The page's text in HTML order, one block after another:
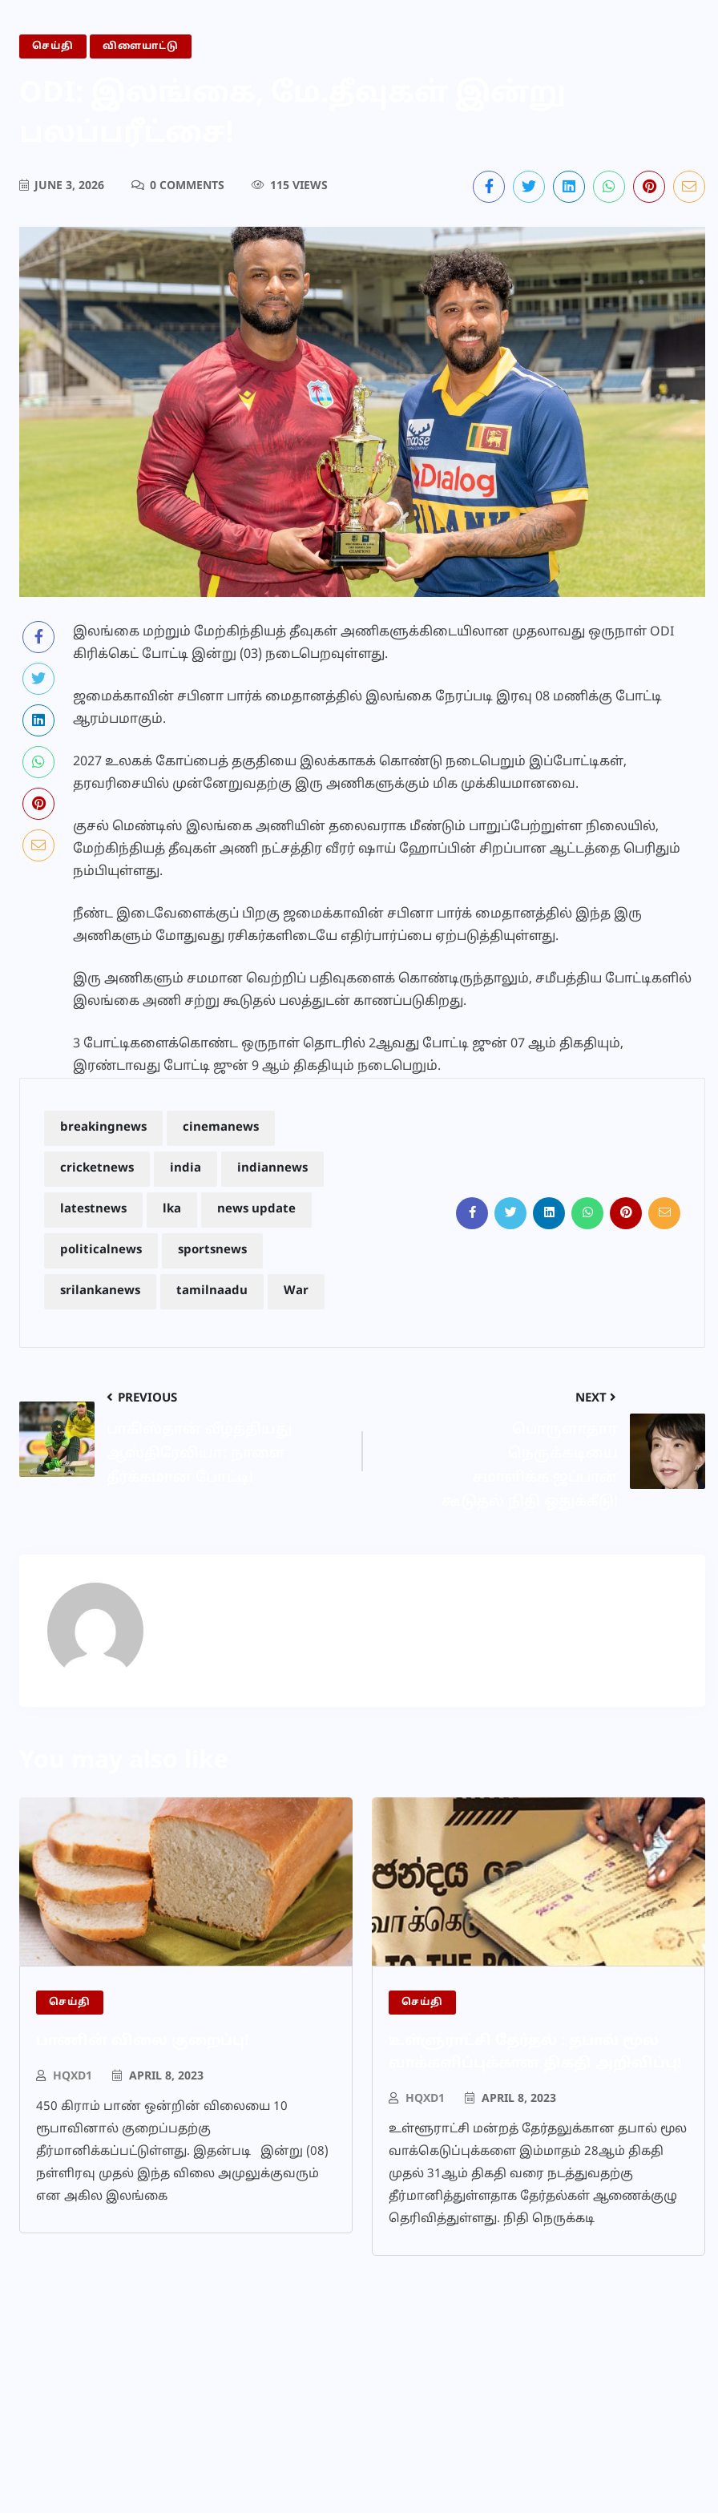
செய்தி விளையாட்டு
JUNE 3, 2026 0 COMMENTS 115 VIEWS
இலங்கை மற்றும் மேற்கிந்தியத் தீவுகள் அணிகளுக்கிடையிலான முதலாவது ஒருநாள் ODI
கிரிக்கெட் போட்டி இன்று (03) நடைபெறவுள்ளது.
ஜமைக்காவின் சபினா பார்க் மைதானத்தில் இலங்கை நேரப்படி இரவு 08 மணிக்கு போட்டி
ஆரம்பமாகும்.
2027 உலகக் கோப்பைத் தகுதியை இலக்காகக் கொண்டு நடைபெறும் இப்போட்டிகள்,
தரவரிசையில் முன்னேறுவதற்கு இரு அணிகளுக்கும் மிக முக்கியமானவை.
குசல் மெண்டிஸ் இலங்கை அணியின் தலைவராக மீண்டும் பாறுப்பேற்றுள்ள நிலையில்,
மேற்கிந்தியத் தீவுகள் அணி நட்சத்திர வீரர் ஷாய் ஹோப்பின் சிறப்பான ஆட்டத்தை பெரிதும்
நம்பியுள்ளது.
நீண்ட இடைவேளைக்குப் பிறகு ஜமைக்காவின் சபினா பார்க் மைதானத்தில் இந்த இரு
அணிகளும் மோதுவது ரசிகர்களிடையே எதிர்பார்ப்பை ஏற்படுத்தியுள்ளது.
இரு அணிகளும் சமமான வெற்றிப் பதிவுகளைக் கொண்டிருந்தாலும், சமீபத்திய போட்டிகளில்
இலங்கை அணி சற்று கூடுதல் பலத்துடன் காணப்படுகிறது.
3 போட்டிகளைக்கொண்ட ஒருநாள் தொடரில் 2ஆவது போட்டி ஜுன் 07 ஆம் திகதியும்,
இரண்டாவது போட்டி ஜுன் 9 ஆம் திகதியும் நடைபெறும்.
breakingnews cinemanews
cricketnews india indiannews
latestnews lka news update
politicalnews sportsnews
srilankanews tamilnaadu War
PREVIOUS NEXT
செய்தி
HQXD1 APRIL 8, 2023
450 கிராம் பாண் ஒன்றின் விலையை 10
ரூபாவினால் குறைப்பதற்கு
தீர்மானிக்கப்பட்டுள்ளது. இதன்படி இன்று (08)
நள்ளிரவு முதல் இந்த விலை அமுலுக்குவரும்
என அகில இலங்கை
செய்தி
HQXD1 APRIL 8, 2023
உள்ளூராட்சி மன்றத் தேர்தலுக்கான தபால் மூல
வாக்கெடுப்புக்களை இம்மாதம் 28ஆம் திகதி
முதல் 31ஆம் திகதி வரை நடத்துவதற்கு
தீர்மானித்துள்ளதாக தேர்தல்கள் ஆணைக்குழு
தெரிவித்துள்ளது. நிதி நெருக்கடி